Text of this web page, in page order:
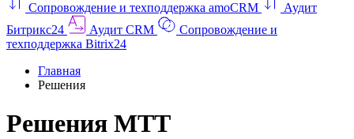
Сопровождение и техподдержка amoCRM
Аудит
Битрикс24
Аудит CRM
Сопровождение и
техподдержка Bitrix24
Главная
Решения
Решения МТТ